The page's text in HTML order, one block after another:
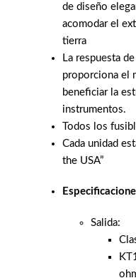
de diseño
acomodar el
tierra
La respuesta
proporciona el
beneficiar la
instrumentos.
Todos los
Cada unidad
the USA”
Salida: